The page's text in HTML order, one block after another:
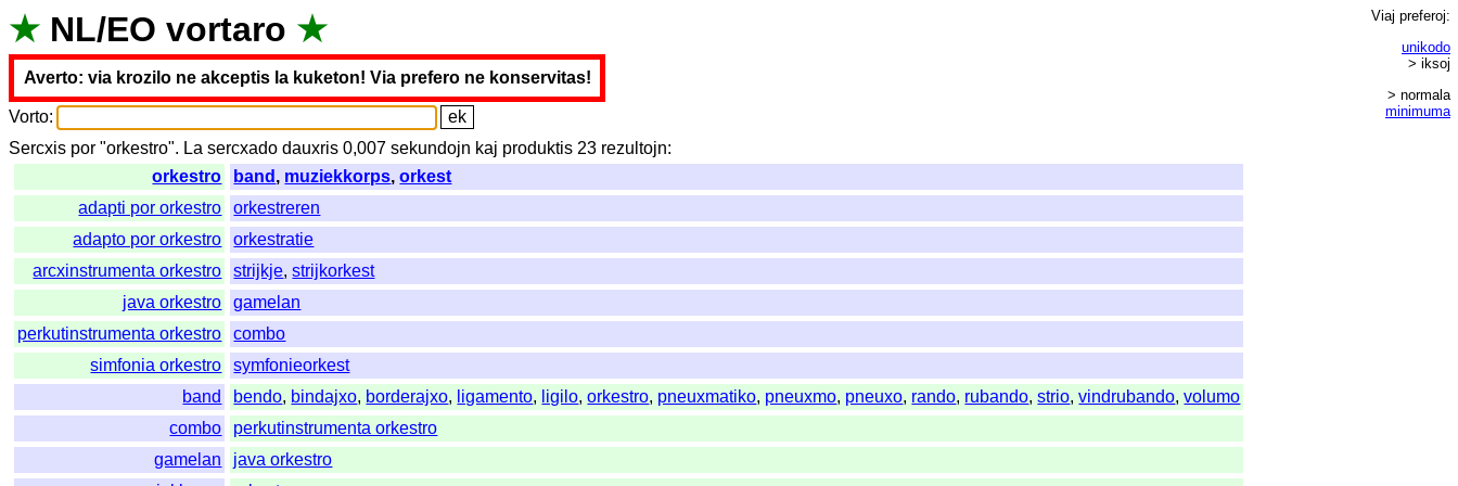
★ NL/EO vortaro ★
Averto: via krozilo ne akceptis la kuketon! Via prefero ne konservitas!
Vorto:
Sercxis por "orkestro". La sercxado dauxris 0,007sekundojn kaj produktis 23 rezultojn:
orkestro
band , muziekkorps,orkest
adapti por orkestro
orkestreren
adapto por orkestro
orkestratie
arcxinstrumenta orkestro
strijkje,strijkorkest
java orkestro
gamelan
perkutinstrumenta orkestro
combo
simfonia orkestro
symfonieorkest
band
bendo, bindajxo, borderajxo, ligamento, ligilo,orkestro, pneuxmatiko, pneuxmo, pneuxo, rando, rubando,strio,vindrubando,volumo
combo
perkutinstrumenta orkestro
gamelan
java orkestro
Viaj preferoj:
unikodo
> iksoj
> normala
minimuma